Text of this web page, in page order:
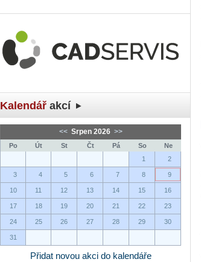
Kalendář akcí
<< Srpen 2026 >>
Po Út St Čt Pá So
Ne
1
2
3 4 5 6 7 8 9
10 11 12 13 14 15 16
17 18 19 20 21 22 23
24 25 26 27 28 29 30
31
Přidat novou akci do kalendáře